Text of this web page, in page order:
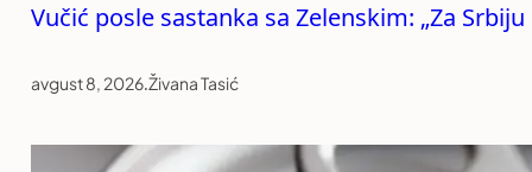
Vučić posle sastanka sa Zelenskim: „Za
avgust 8, 2026.Živana Tasić